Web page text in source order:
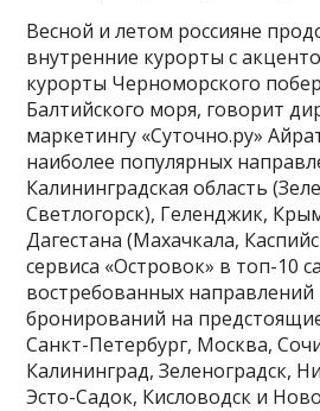
Весной и летом россияне
внутренние курорты с
курорты Черноморского
Балтийского моря, говорит
маркетингу «Суточно.ру»
наиболее популярных
Калининградская область
Светлогорск), Геленджик,
Дагестана (Махачкала,
сервиса «Островок» в топ-10
востребованных направлений
бронирований на
Санкт-Петербург, Москва,
Калининград, Зеленоградск,
Эсто-Садок, Кисловодск и